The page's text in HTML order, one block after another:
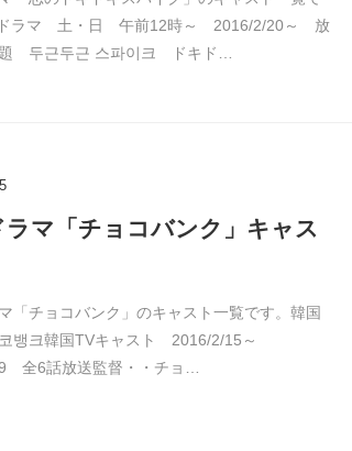
ラマ 土・日 午前12時～ 2016/2/20～ 放
두근두근 스파이크 ドキド…
ラマ「チョコバンク」キャス
「チョコバンク」のキャスト一覧です。韓国
뱅크韓国TVキャスト 2016/2/15～
全6話放送監督・・チョ…